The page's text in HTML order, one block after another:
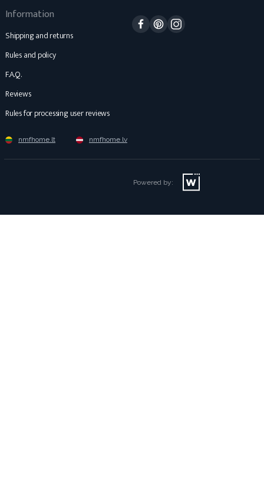
Information
Shipping and returns
Rules and policy
F.A.Q.
Reviews
Rules for processing user reviews
Facebook
Pinterest
nmfhome.lt nmfhome.lv
Powered by: